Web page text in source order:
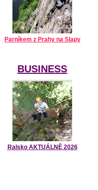
Parníkem z Prahy na Slapy
BUSINESS
Ralsko AKTUÁLNĚ 2026